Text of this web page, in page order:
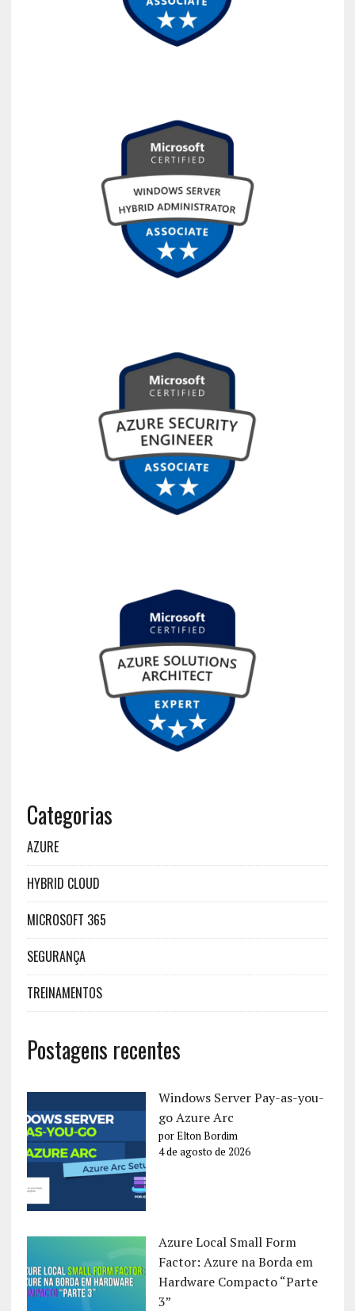
Categorias
AZURE
HYBRID CLOUD
MICROSOFT 365
SEGURANÇA
TREINAMENTOS
Postagens recentes
Windows Server Pay-as-you-
go Azure Arc
por Elton Bordim
4 de agosto de 2026
Azure Local Small Form
Factor: Azure na Borda em
Hardware Compacto “Parte
3”